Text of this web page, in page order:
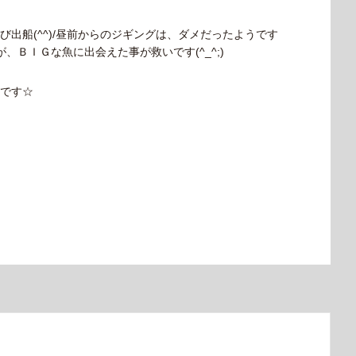
出船(^^)/昼前からのジギングは、ダメだったようです
ＢＩＧな魚に出会えた事が救いです(^_^;)
です☆